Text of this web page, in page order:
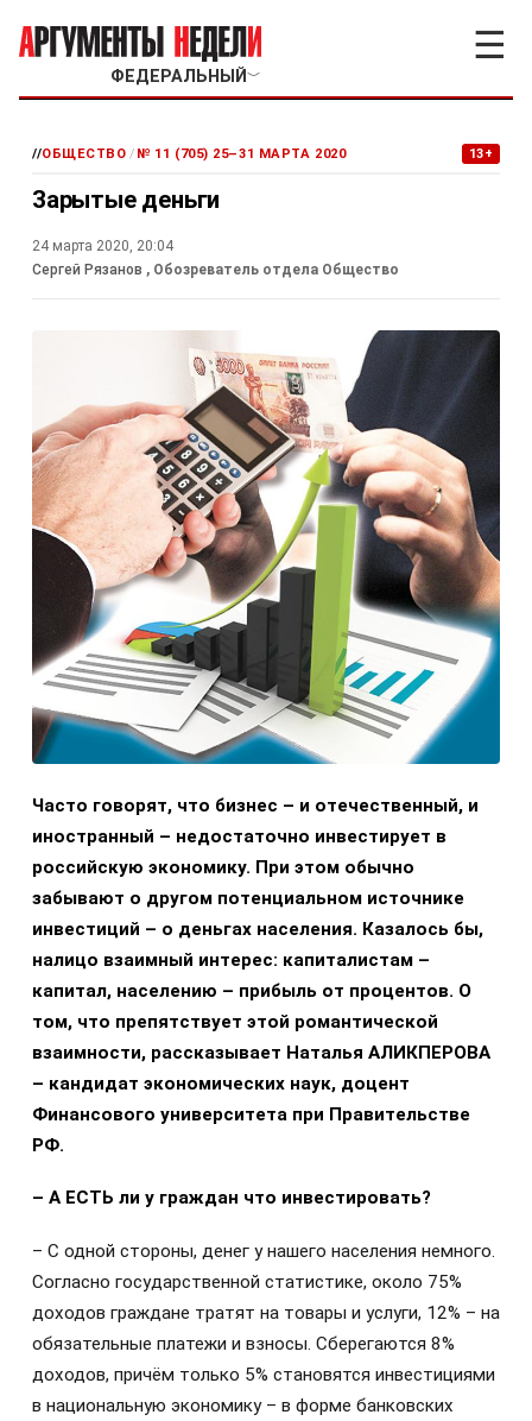
ФЕДЕРАЛЬНЫЙ ﹀
☰
//ОБЩЕСТВО / № 11 (705) 25–31 МАРТА 2020 13+
Зарытые деньги
24 марта 2020, 20:04
Сергей Рязанов , Обозреватель отдела Общество
Часто говорят, что бизнес – и отечественный, и
иностранный – недостаточно инвестирует в
российскую экономику. При этом обычно
забывают о другом потенциальном источнике
инвестиций – о деньгах населения. Казалось бы,
налицо взаимный интерес: капиталистам –
капитал, населению – прибыль от процентов. О
том, что препятствует этой романтической
взаимности, рассказывает Наталья АЛИКПЕРОВА
– кандидат экономических наук, доцент
Финансового университета при Правительстве
РФ.
– А ЕСТЬ ли у граждан что инвестировать?
– С одной стороны, денег у нашего населения немного.
Согласно государственной статистике, около 75%
доходов граждане тратят на товары и услуги, 12% – на
обязательные платежи и взносы. Сберегаются 8%
доходов, причём только 5% становятся инвестициями
в национальную экономику – в форме банковских